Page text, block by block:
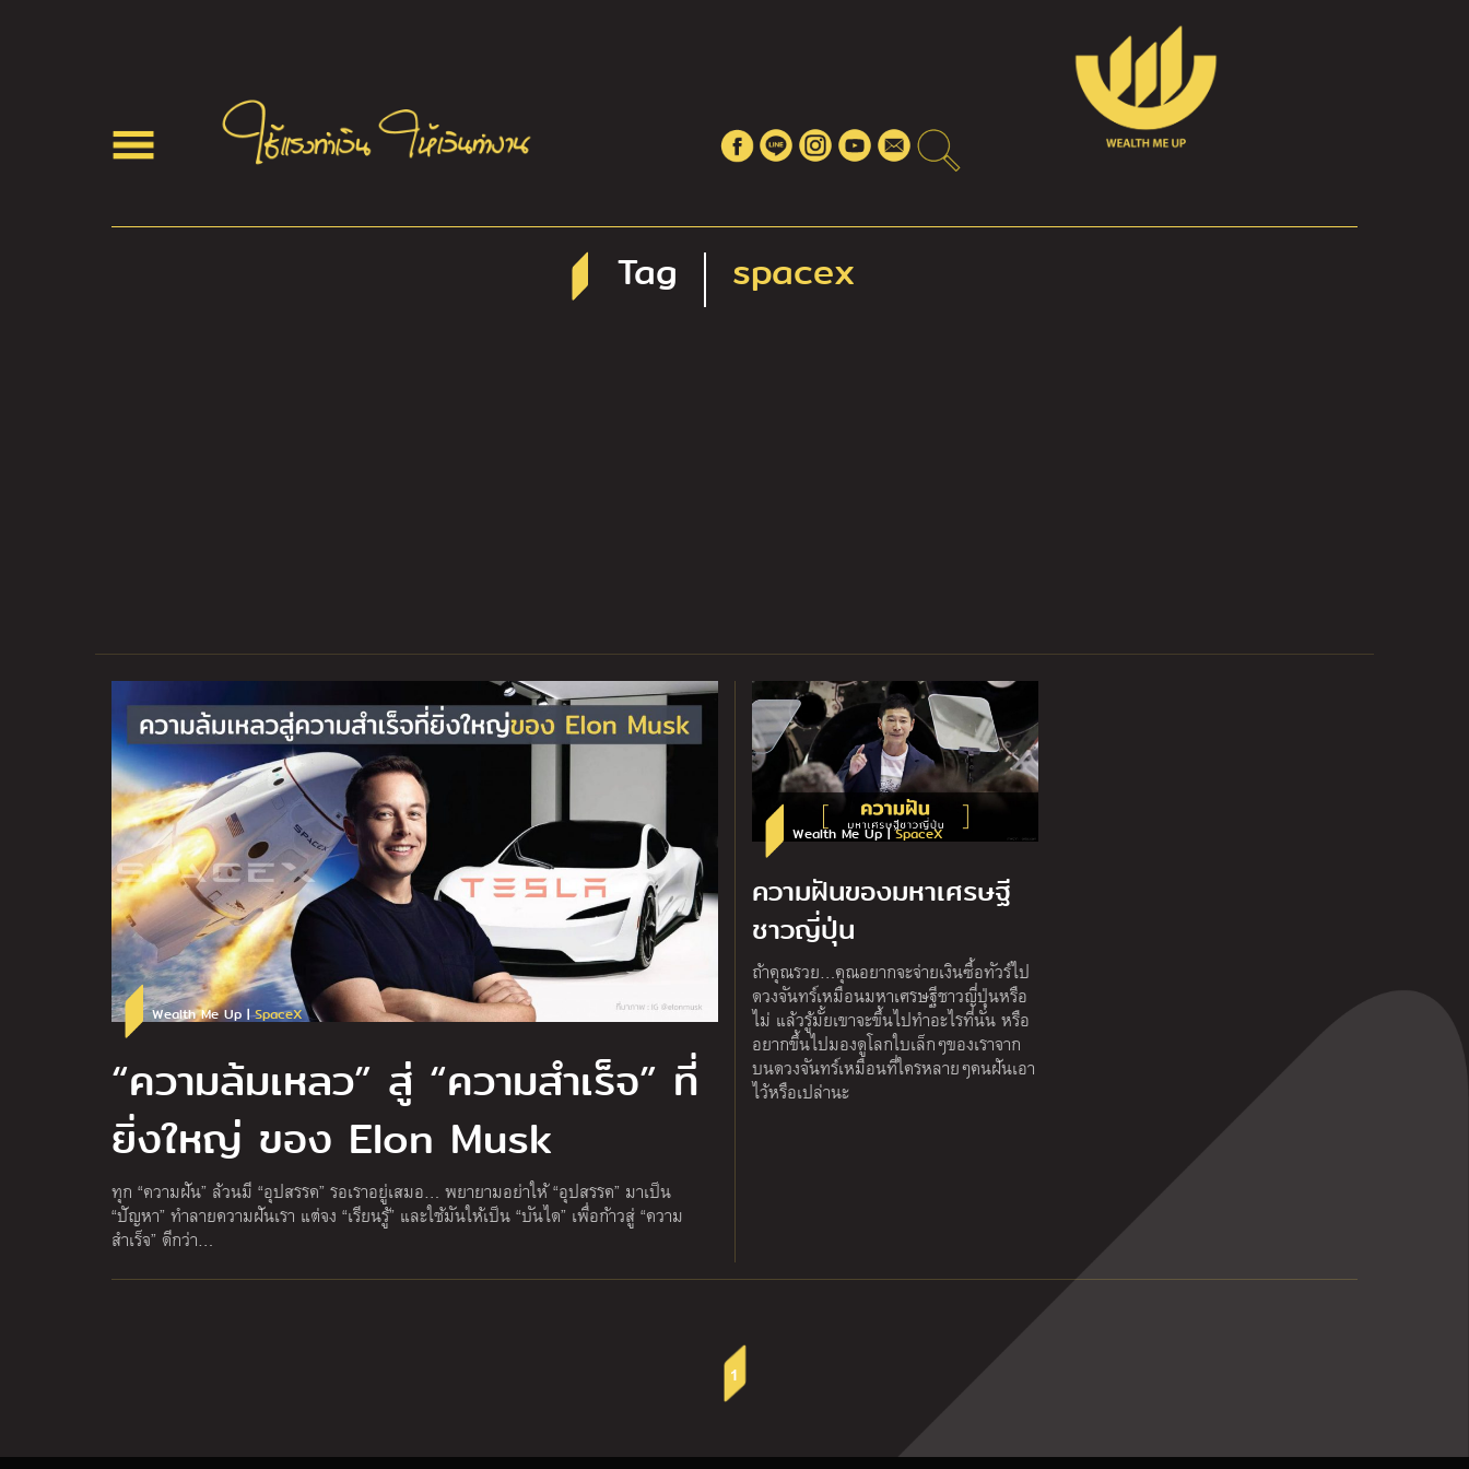
Tag spacex
Wealth Me Up |SpaceX
“ความล้มเหลว” สู่ “ความสำเร็จ” ที่
ยิ่งใหญ่ ของ Elon Musk
ทุก “ความฝัน” ล้วนมี “อุปสรรค” รอเราอยู่เสมอ… พยายามอย่าให้ “อุปสรรค” มาเป็น
“ปัญหา” ทำลายความฝันเรา แต่จง “เรียนรู้” และใช้มันให้เป็น “บันได” เพื่อก้าวสู่ “ความ
สำเร็จ” ดีกว่า…
Wealth Me Up |SpaceX
ความฝันของมหาเศรษฐี
ชาวญี่ปุ่น
ถ้าคุณรวย…คุณอยากจะจ่ายเงินซื้อทัวร์ไป
ดวงจันทร์เหมือนมหาเศรษฐีชาวญี่ปุ่นหรือ
ไม่ แล้วรู้มั้ยเขาจะขึ้นไปทำอะไรที่นั่น หรือ
อยากขึ้นไปมองดูโลกใบเล็กๆของเราจาก
บนดวงจันทร์เหมือนที่ใครหลายๆคนฝันเอา
ไว้หรือเปล่านะ
1